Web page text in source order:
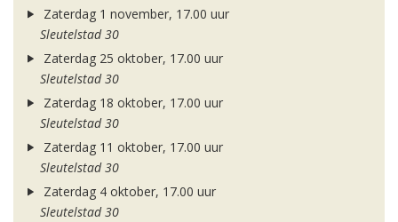
Zaterdag 1 november, 17.00 uur
Sleutelstad 30
Zaterdag 25 oktober, 17.00 uur
Sleutelstad 30
Zaterdag 18 oktober, 17.00 uur
Sleutelstad 30
Zaterdag 11 oktober, 17.00 uur
Sleutelstad 30
Zaterdag 4 oktober, 17.00 uur
Sleutelstad 30